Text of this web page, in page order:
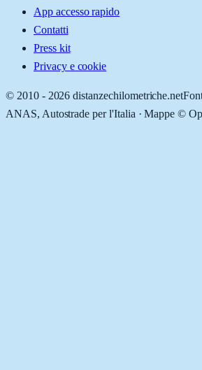
App accesso rapido
Contatti
Press kit
Privacy e cookie
© 2010 - 2026 distanzechilometriche.net
ANAS, Autostrade per l'Italia · Mappe ©